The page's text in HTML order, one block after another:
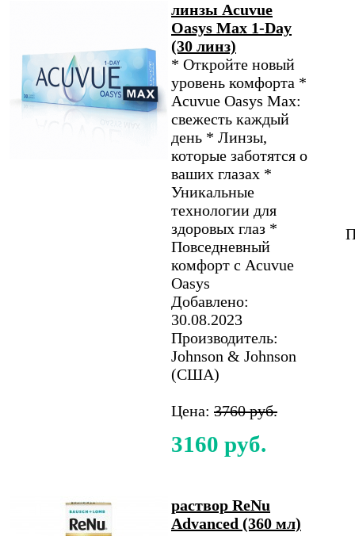
линзы Acuvue
Oasys Max 1-Day
(30 линз)
* Откройте новый
уровень комфорта *
Acuvue Oasys Max:
свежесть каждый
день * Линзы,
которые заботятся о
ваших глазах *
Уникальные
технологии для
здоровых глаз *
Повседневный
комфорт с Acuvue
Oasys
Добавлено:
30.08.2023
Производитель:
Johnson & Johnson
(США)
Цена: 3760 руб.
3160 руб.
раствор ReNu
Advanced (360 мл)